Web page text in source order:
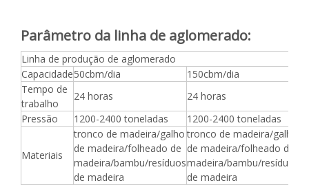
Parâmetro da linha de aglomerado:
Linha de produção de aglomerado
Capacidade50cbm/dia 150cbm/dia
Tempo de
trabalho
24 horas 24 horas
Pressão
1200-2400 toneladas 1200-2400 toneladas
Materiais
tronco de madeira/galho
de madeira/folheado de
madeira/bambu/resíduos
de madeira
tronco de madeira/galho
de madeira/folheado de
madeira/bambu/resíduos
de madeira